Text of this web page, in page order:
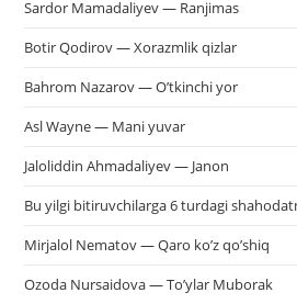
Sardor Mamadaliyev — Ranjimas
Botir Qodirov — Xorazmlik qizlar
Bahrom Nazarov — O’tkinchi yor
Asl Wayne — Mani yuvar
Jaloliddin Ahmadaliyev — Janon
Bu yilgi bitiruvchilarga 6 turdagi
Mirjalol Nematov — Qaro ko’z qo’shiq
Ozoda Nursaidova — To’ylar Muborak